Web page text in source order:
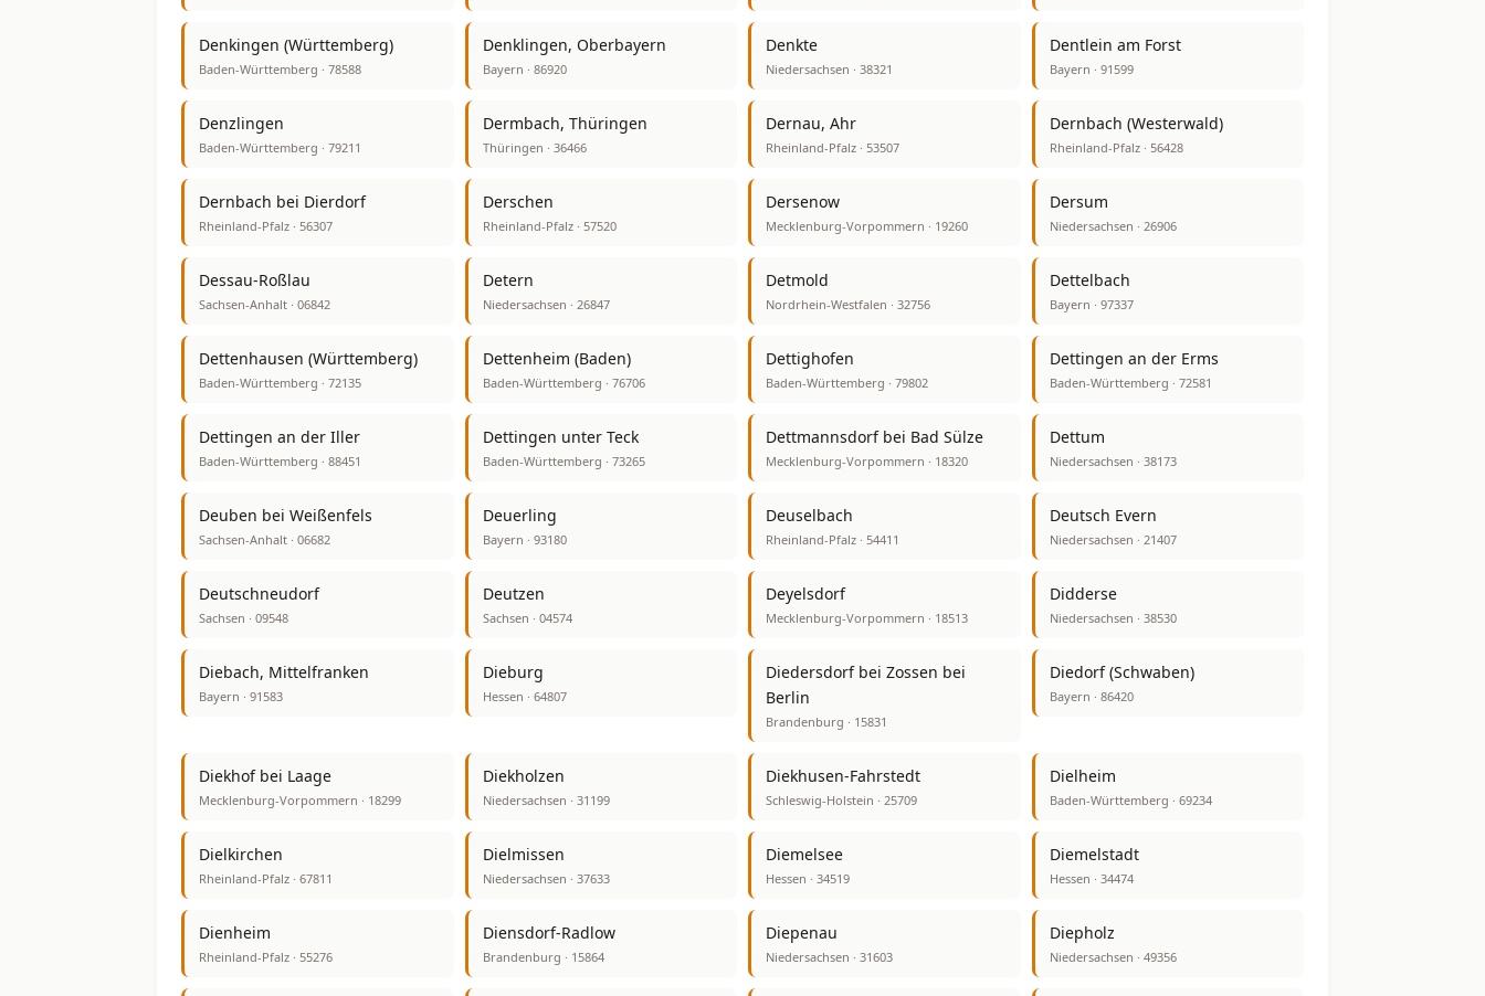
Denkingen (Württemberg)
Baden-Württemberg · 78588
Denklingen, Oberbayern
Bayern · 86920
Denkte
Niedersachsen · 38321
Dentlein am Forst
Bayern · 91599
Denzlingen
Baden-Württemberg · 79211
Dermbach, Thüringen
Thüringen · 36466
Dernau, Ahr
Rheinland-Pfalz · 53507
Dernbach (Westerwald)
Rheinland-Pfalz · 56428
Dernbach bei Dierdorf
Rheinland-Pfalz · 56307
Derschen
Rheinland-Pfalz · 57520
Dersenow
Mecklenburg-Vorpommern · 19260
Dersum
Niedersachsen · 26906
Dessau-Roßlau
Sachsen-Anhalt · 06842
Detern
Niedersachsen · 26847
Detmold
Nordrhein-Westfalen · 32756
Dettelbach
Bayern · 97337
Dettenhausen (Württemberg)
Baden-Württemberg · 72135
Dettenheim (Baden)
Baden-Württemberg · 76706
Dettighofen
Baden-Württemberg · 79802
Dettingen an der Erms
Baden-Württemberg · 72581
Dettingen an der Iller
Baden-Württemberg · 88451
Dettingen unter Teck
Baden-Württemberg · 73265
Dettmannsdorf bei Bad Sülze
Mecklenburg-Vorpommern · 18320
Dettum
Niedersachsen · 38173
Deuben bei Weißenfels
Sachsen-Anhalt · 06682
Deuerling
Bayern · 93180
Deuselbach
Rheinland-Pfalz · 54411
Deutsch Evern
Niedersachsen · 21407
Deutschneudorf
Sachsen · 09548
Deutzen
Sachsen · 04574
Deyelsdorf
Mecklenburg-Vorpommern · 18513
Didderse
Niedersachsen · 38530
Diebach, Mittelfranken
Bayern · 91583
Dieburg
Hessen · 64807
Diedersdorf bei Zossen bei
Berlin
Brandenburg · 15831
Diedorf (Schwaben)
Bayern · 86420
Diekhof bei Laage
Mecklenburg-Vorpommern · 18299
Diekholzen
Niedersachsen · 31199
Diekhusen-Fahrstedt
Schleswig-Holstein · 25709
Dielheim
Baden-Württemberg · 69234
Dielkirchen
Rheinland-Pfalz · 67811
Dielmissen
Niedersachsen · 37633
Diemelsee
Hessen · 34519
Diemelstadt
Hessen · 34474
Dienheim
Rheinland-Pfalz · 55276
Diensdorf-Radlow
Brandenburg · 15864
Diepenau
Niedersachsen · 31603
Diepholz
Niedersachsen · 49356